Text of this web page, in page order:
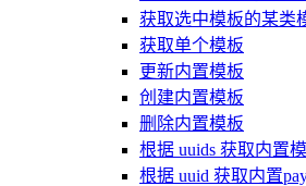
获取选中模板的某类
获取单个模板
更新内置模板
创建内置模板
删除内置模板
根据 uuids 获取内置
根据 uuid 获取内置